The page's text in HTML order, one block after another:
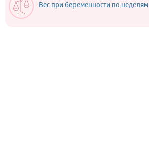
Вес при беременности по неделям